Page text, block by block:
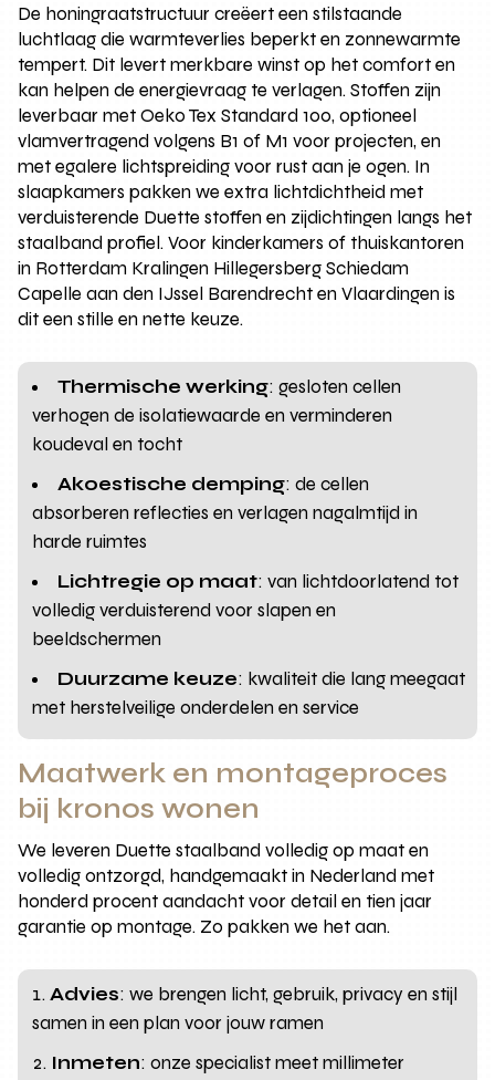
De honingraatstructuur creëert een stilstaande
luchtlaag die warmteverlies beperkt en zonnewarmte
tempert. Dit levert merkbare winst op het comfort en
kan helpen de energievraag te verlagen. Stoffen zijn
leverbaar met Oeko Tex Standard 100, optioneel
vlamvertragend volgens B1 of M1 voor projecten, en
met egalere lichtspreiding voor rust aan je ogen. In
slaapkamers pakken we extra lichtdichtheid met
verduisterende Duette stoffen en zijdichtingen langs het
staalband profiel. Voor kinderkamers of thuiskantoren
in Rotterdam Kralingen Hillegersberg Schiedam
Capelle aan den IJssel Barendrecht en Vlaardingen is
dit een stille en nette keuze.
Thermische werking: gesloten cellen
verhogen de isolatiewaarde en verminderen
koudeval en tocht
Akoestische demping: de cellen
absorberen reflecties en verlagen nagalmtijd in
harde ruimtes
Lichtregie op maat: van lichtdoorlatend tot
volledig verduisterend voor slapen en
beeldschermen
Duurzame keuze: kwaliteit die lang meegaat
met herstelveilige onderdelen en service
Maatwerk en montageproces
bij kronos wonen
We leveren Duette staalband volledig op maat en
volledig ontzorgd, handgemaakt in Nederland met
honderd procent aandacht voor detail en tien jaar
garantie op montage. Zo pakken we het aan.
Advies: we brengen licht, gebruik, privacy en stijl
samen in een plan voor jouw ramen
Inmeten: onze specialist meet millimeter